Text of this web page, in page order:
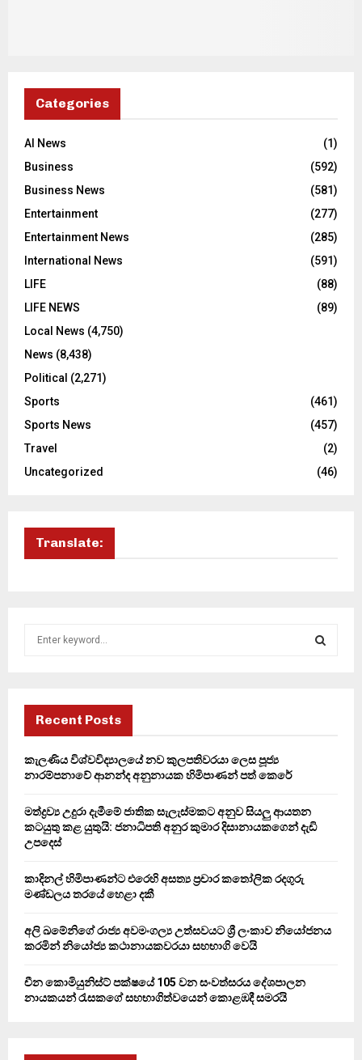
Categories
AI News
(1)
Business
(592)
Business News
(581)
Entertainment
(277)
Entertainment News
(285)
International News
(591)
LIFE
(88)
LIFE NEWS
(89)
Local News (4,750)
News (8,438)
Political (2,271)
Sports
(461)
Sports News
(457)
Travel
(2)
Uncategorized
(46)
Translate:
f
r
H
Recent Posts
කැලණිය විශ්වවිද්‍යාලයේ නව කුලපතිවරයා ලෙස පූජ්‍ය
නාරම්පනාවේ ආනන්ද අනුනායක හිමිපාණන් පත් කෙරේ
මත්ද්‍රව්‍ය උදුරා දැමීමේ ජාතික සැලැස්මකට අනුව සියලු ආයතන
කටයුතු කළ යුතුයි: ජනාධිපති අනුර කුමාර දිසානායකගෙන් දැඩි
උපදෙස්
කාදිනල් හිමිපාණන්ට එරෙහි අසත්‍ය ප්‍රචාර කතෝලික රදගුරු
මණ්ඩලය තරයේ හෙළා දකී
අලි ඛමේනිගේ රාජ්‍ය අවමංගල්‍ය උත්සවයට ශ්‍රී ලංකාව නියෝජනය
කරමින් නියෝජ්‍ය කථානායකවරයා සහභාගි වෙයි
චීන කොමියුනිස්ට් පක්ෂයේ 105 වන සංවත්සරය දේශපාලන
නායකයන් රැසකගේ සහභාගිත්වයෙන් කොළඹදී සමරයි